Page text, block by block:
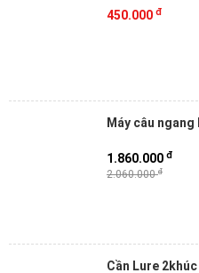
450.000 đ
Máy câu ngang
2.060.000đ
1.860.000 đ